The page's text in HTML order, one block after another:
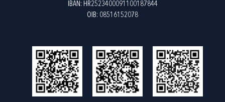
IBAN: HR2523400091100187844
OIB: 08516152078